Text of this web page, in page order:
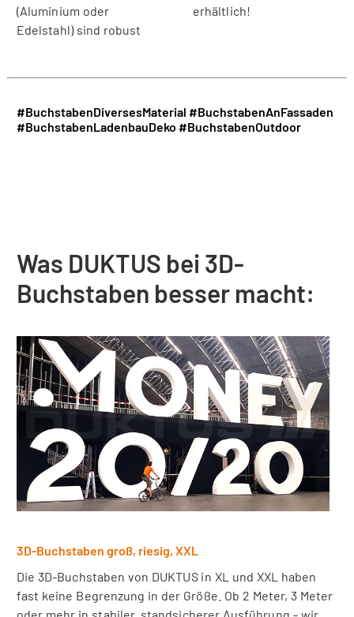
(Aluminium oder
Edelstahl) sind robust
erhältlich!
#BuchstabenDiversesMaterial #BuchstabenAnFassaden
#BuchstabenLadenbauDeko #BuchstabenOutdoor
Was DUKTUS bei 3D-
Buchstaben besser macht:
3D-Buchstaben groß, riesig, XXL
Die 3D-Buchstaben von DUKTUS in XL und XXL haben
fast keine Begrenzung in der Größe. Ob 2 Meter, 3 Meter